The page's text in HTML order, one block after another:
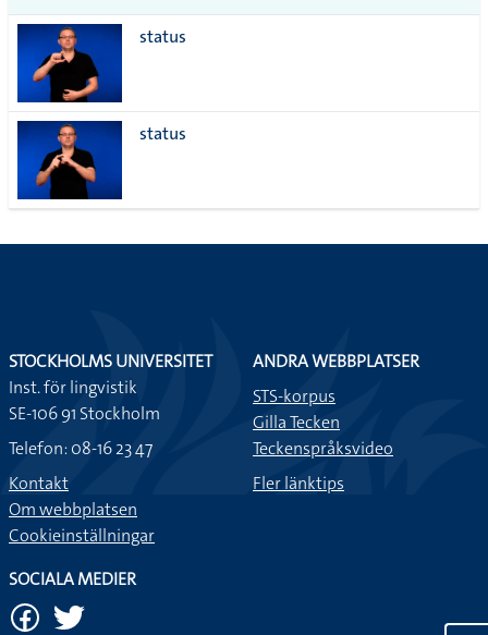
alla i
status
status
STOCKHOLMS UNIVERSITET
Inst. för lingvistik
SE-106 91 Stockholm
Telefon: 08-16 23 47
Kontakt
Om webbplatsen
Cookieinställningar
ANDRA WEBBPLATSER
STS-korpus
Gilla Tecken
Teckenspråksvideo
Fler länktips
SOCIALA MEDIER